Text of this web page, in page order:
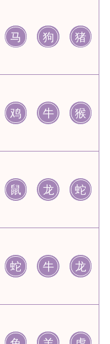
马 狗 猪
鸡 牛 猴
鼠 龙 蛇
蛇 牛 龙